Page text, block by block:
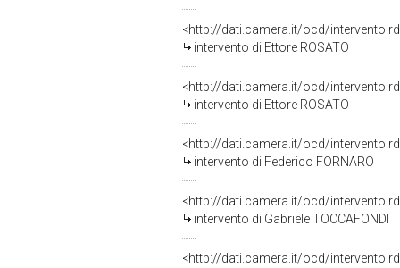
<http://dati.camera.it/ocd/
intervento di Ettore ROSATO
<http://dati.camera.it/ocd/
intervento di Ettore ROSATO
<http://dati.camera.it/ocd/
intervento di Federico FORNARO
<http://dati.camera.it/ocd/
intervento di Gabriele TOCCAFONDI
<http://dati.camera.it/ocd/